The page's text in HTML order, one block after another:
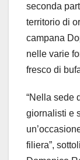
seconda
territorio di
campana
nelle varie
fresco di
“Nella sede
giornalisti e
filiera”,